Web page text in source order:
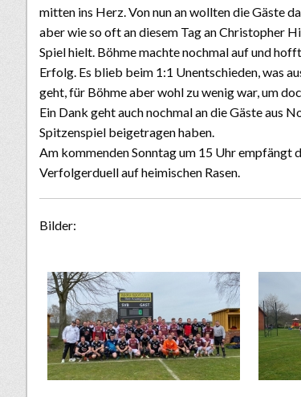
mitten ins Herz. Von nun an wollten die Gäste
aber wie so oft an diesem Tag an Christopher
Spiel hielt. Böhme machte nochmal auf und
Erfolg. Es blieb beim 1:1 Unentschieden, was
geht, für Böhme aber wohl zu wenig war, um
Ein Dank geht auch nochmal an die Gäste aus
Spitzenspiel beigetragen haben.
Am kommenden Sonntag um 15 Uhr empfängt
Verfolgerduell auf heimischen Rasen.
Bilder: